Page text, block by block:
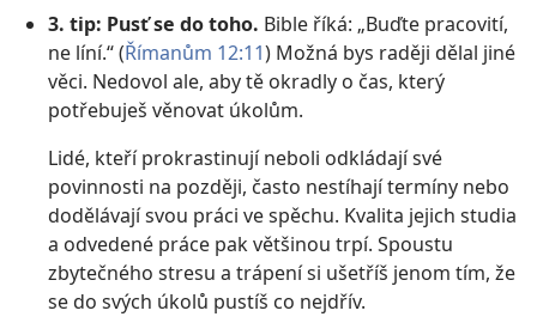
3. tip: Pusť se do toho. Bible říká: „Buďte pracovití,
ne líní.“ (Římanům 12:11) Možná bys raději dělal jiné
věci. Nedovol ale, aby tě okradly o čas, který
potřebuješ věnovat úkolům.
Lidé, kteří prokrastinují neboli odkládají své
povinnosti na později, často nestíhají termíny nebo
dodělávají svou práci ve spěchu. Kvalita jejich studia
a odvedené práce pak většinou trpí. Spoustu
zbytečného stresu a trápení si ušetříš jenom tím, že
se do svých úkolů pustíš co nejdřív.